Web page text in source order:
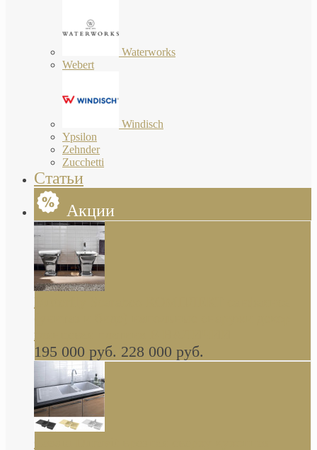
Waterworks
Webert
Windisch
Ypsilon
Zehnder
Zucchetti
Статьи
Акции
Butterfly Scarabeo КОМПЛЕКТ санфаянса
глянцевая платина В НАЛИЧИИ
195 000 руб. 228 000 руб.